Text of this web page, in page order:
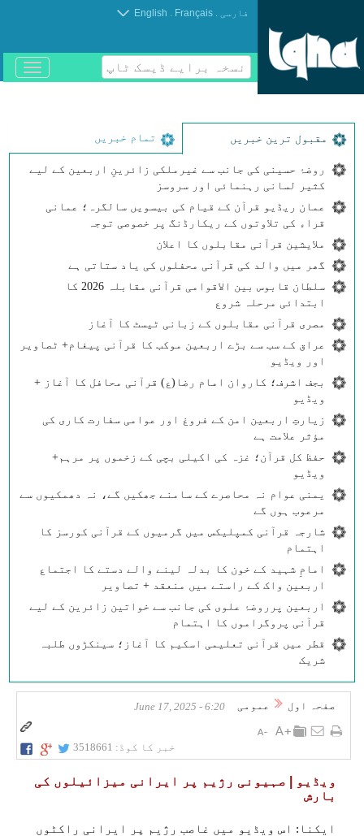
فارسی .
Français
.
English
نسخہ برایے ڈیسک ٹاپ
باز
و
مقبول ترین خبریں تمام خبریں
روضۂ حسینی کی جانب سے غیرملکی زائرینِ اربعین کے لیے
کثیر لسانی رہنمائی اور سروسز
عمان ریڈیو قرآن کے قیام کی بیسویں سالگرہ؛ عمانی
قراء کی تلاوتوں کے ریکارڈنگ پر خصوصی توجہ
ملایشین قرآنی مقابلوں کا اعلان
گھر میں والد کی قرآنی محفلوں کی یاد ستاتی ہے
سلطان قابوس بین الاقوامی قرآنی مقابلہ 2026 کا
ابتدائی مرحلہ شروع
مصری قرآنی مقابلوں کے زبانی ٹیسٹ کا آغاز
عراق کے سب سے بڑے اربعین موکب کا قرآنی پیغام+ ٹصاویر
اور ویڈیو
بجف اشرف؛ کاروان امام رضا(ع) قرآنی محافل کا آغاز +
ویڈیو
زیارتِ اربعین امن کے فروغ اور عوامی سفارت کاری کی
مؤثر علامت ہے
حفظ کل قرآن؛ غزہ کی اکیلی بچی کے زخموں پر مرہم+
ویڈیو
یمنی عوام نہ محاصرے کے سامنے جھکیں گے، نہ دھمکیوں سے
مرعوب ہوں گے
شارجہ قرآنی کمپلیکس میں گرمیوں کے قرآنی کورسز کا
اہتمام
امامِ شہید کے خون کا بدلہ لینے والے دستے کا اجتماع
اربعین واک کے راستے میں منعقد + تصاویر
اربعین پرروضۂ علوی کی جانب سے خواتین زائرین کے لیے
قرآنی پروگراموں کا اہتمام
قطر میں قرآنی تعلیمی اسکیم کا آغاز؛ سینکڑوں طلبہ
شریک
صفحہ اول عمومی 6:20 - June 17, 2025
خبر کا کوڈ: 3518661
ویڈیو | صہیونی رژیم پر ایرانی میزائیلوں کی
بارش
ایکنا: اس ویڈیو میں غاصب رژیم پر ایرانی راکٹوں